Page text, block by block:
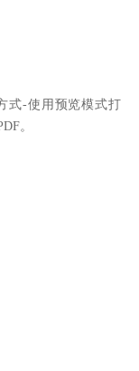
式-使用预览模式打
。